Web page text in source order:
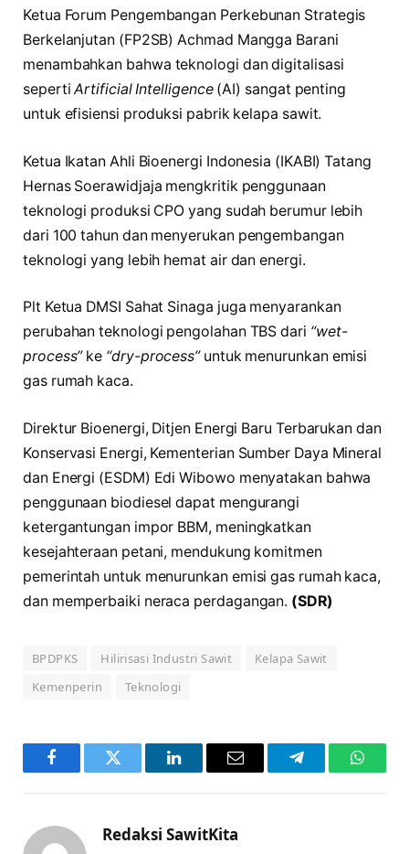
Ketua Forum Pengembangan Perkebunan Strategis
Berkelanjutan (FP2SB) Achmad Mangga Barani
menambahkan bahwa teknologi dan digitalisasi
sepertiArtificial Intelligence(AI) sangat penting
untuk efisiensi produksi pabrik kelapa sawit.
Ketua Ikatan Ahli Bioenergi Indonesia (IKABI) Tatang
Hernas Soerawidjaja mengkritik penggunaan
teknologi produksi CPO yang sudah berumur lebih
dari 100 tahun dan menyerukan pengembangan
teknologi yang lebih hemat air dan energi.
Plt Ketua DMSI Sahat Sinaga juga menyarankan
perubahan teknologi pengolahan TBS dari “wet-
process”ke “dry-process”untuk menurunkan emisi
gas rumah kaca.
Direktur Bioenergi, Ditjen Energi Baru Terbarukan dan
Konservasi Energi, Kementerian Sumber Daya Mineral
dan Energi (ESDM) Edi Wibowo menyatakan bahwa
penggunaan biodiesel dapat mengurangi
ketergantungan impor BBM, meningkatkan
kesejahteraan petani, mendukung komitmen
pemerintah untuk menurunkan emisi gas rumah kaca,
dan memperbaiki neraca perdagangan. (SDR)
BPDPKS Hilirisasi Industri Sawit
Kelapa Sawit
Kemenperin
Teknologi
FacebookTwitter LinkedInEmail Telegram
Redaksi SawitKita